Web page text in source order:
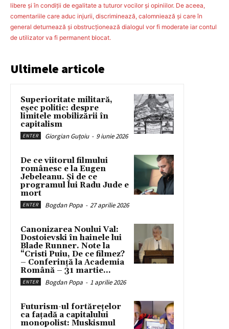
libere şi în condiţii de egalitate a tuturor vocilor şi opiniilor. De aceea,
comentariile care aduc injurii, discriminează, calomniează şi care în
general deturnează şi obstrucţionează dialogul vor fi moderate iar contul
de utilizator va fi permanent blocat.
Ultimele articole
Superioritate militară,
eșec politic: despre
limitele mobilizării în
capitalism
ENTER Giorgian Guțoiu - 9 iunie 2026
De ce viitorul filmului
românesc e la Eugen
Jebeleanu. Și de ce
programul lui Radu Jude e
mort
ENTER Bogdan Popa - 27 aprilie 2026
Canonizarea Noului Val:
Dostoievski în hainele lui
Blade Runner. Note la
“Cristi Puiu, De ce filmez?
– Conferință la Academia
Română – 31 martie...
ENTER Bogdan Popa - 1 aprilie 2026
Futurism-ul fortărețelor
ca fațadă a capitalului
monopolist: Muskismul